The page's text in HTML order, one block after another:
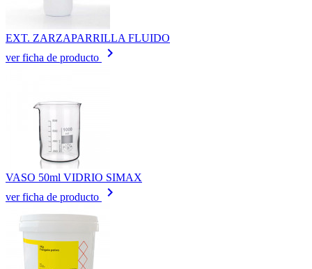
EXT. ZARZAPARRILLA FLUIDO
ver ficha de producto
keyboard_arrow_right
VASO 50ml VIDRIO SIMAX
ver ficha de producto
keyboard_arrow_right